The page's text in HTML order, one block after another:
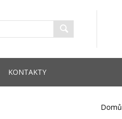
KONTAKTY
Domů